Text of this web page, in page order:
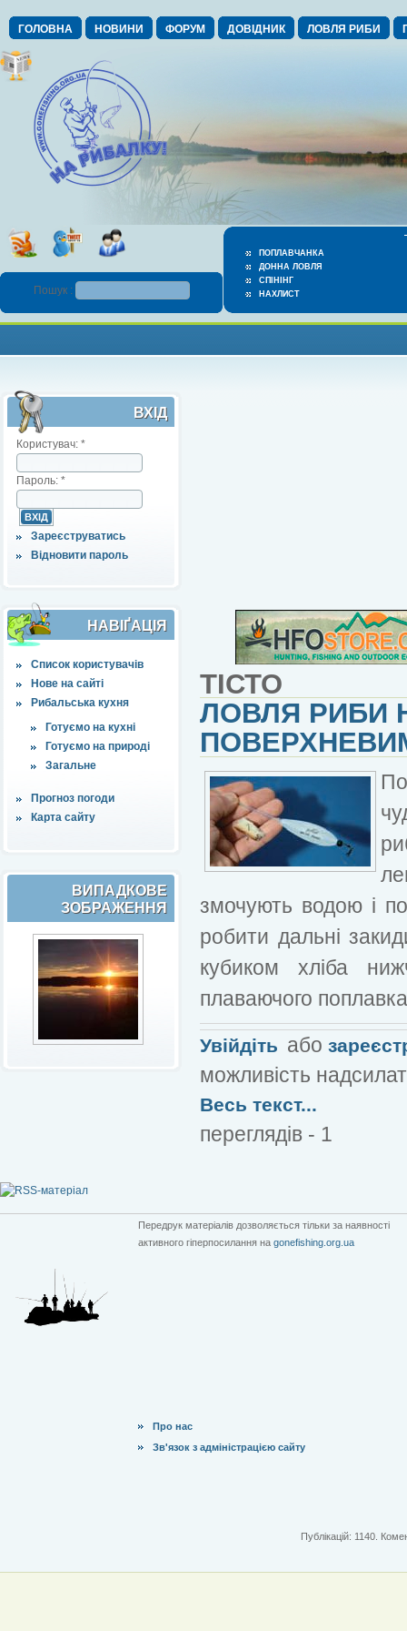
ГОЛОВНА НОВИНИ ФОРУМ ДОВІДНИК ЛОВЛЯ РИБИ
ПОПЛАВЧАНКА
ДОННА ЛОВЛЯ
СПІНІНГ
НАХЛИСТ
Пошук :
ВХІД
Користувач: *
Пароль: *
Зареєструватись
Відновити пароль
НАВІҐАЦІЯ
Список користувачів
Нове на сайті
Рибальська кухня
Готуємо на кухні
Готуємо на природі
Загальне
Прогноз погоди
Карта сайту
ВИПАДКОВЕ
ЗОБРАЖЕННЯ
ТІСТО
ЛОВЛЯ РИБИ
змочують водою і
робити дальні
кубиком хліба
плаваючого
Увійдіть або
можливість
Весь текст...
переглядів - 1
Передрук матеріалів дозволяється тільки за наявності
активного гіперпосилання на gonefishing.org.ua
Про нас
Зв'язок з адміністрацією сайту
Публікацій: 1140.